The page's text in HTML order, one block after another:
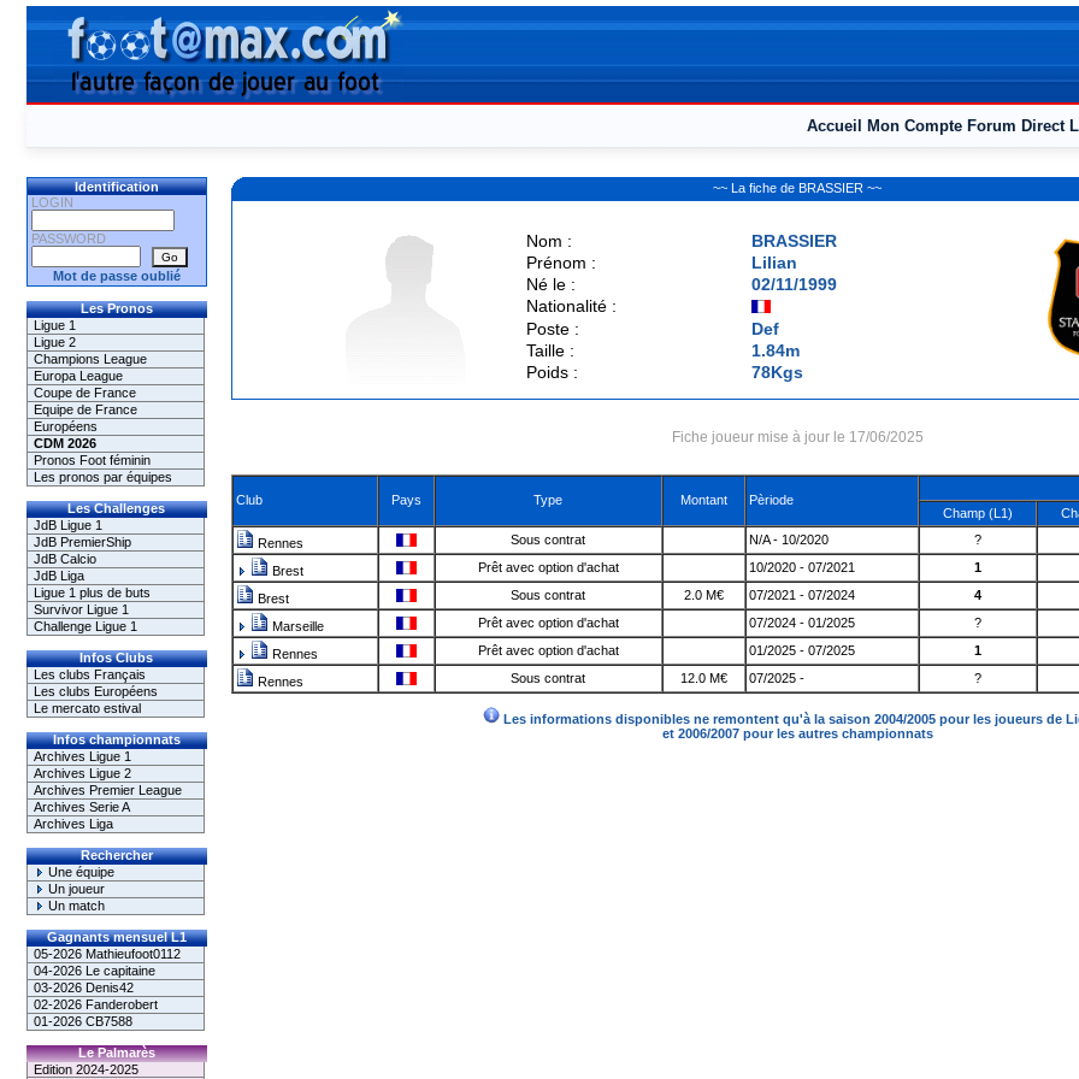
Accueil Mon Compte Forum Direct
Identification
LOGIN
PASSWORD
Mot de passe oublié
Les Pronos
Ligue 1
Ligue 2
Champions League
Europa League
Coupe de France
Equipe de France
Européens
CDM 2026
Pronos Foot féminin
Les pronos par équipes
Les Challenges
JdB Ligue 1
JdB PremierShip
JdB Calcio
JdB Liga
Ligue 1 plus de buts
Survivor Ligue 1
Challenge Ligue 1
Infos Clubs
Les clubs Français
Les clubs Européens
Le mercato estival
Infos championnats
Archives Ligue 1
Archives Ligue 2
Archives Premier League
Archives Serie A
Archives Liga
Rechercher
Une équipe
Un joueur
Un match
Gagnants mensuel L1
05-2026 Mathieufoot0112
04-2026 Le capitaine
03-2026 Denis42
02-2026 Fanderobert
01-2026 CB7588
Le Palmarès
Edition 2024-2025
~~ La fiche de BRASSIER ~~
Nom :
BRASSIER
Prénom :
Lilian
Né le :
02/11/1999
Nationalité :
Poste :
Def
Taille :
1.84m
Poids :
78Kgs
Fiche joueur mise à jour le 17/06/2025
Club Pays Type Montant
Pèriode
Champ (L1)
Rennes Sous contrat N/A - 10/2020 ?
Brest Prêt avec option d'achat 10/2020 - 07/2021 1
Brest Sous contrat 2.0 M€ 07/2021 - 07/2024 4
Marseille Prêt avec option d'achat 07/2024 - 01/2025 ?
Rennes Prêt avec option d'achat 01/2025 - 07/2025 1
Rennes Sous contrat 12.0 M€ 07/2025 - ?
Les informations disponibles ne remontent qu'à la saison 2004/2005 pour les joueurs de
et 2006/2007 pour les autres championnats